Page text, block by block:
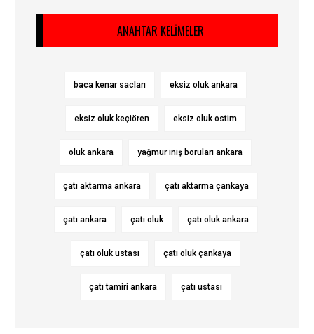
ANAHTAR KELIMELER
baca kenar sacları eksiz oluk ankara
eksiz oluk keçiören eksiz oluk ostim
oluk ankara yağmur iniş boruları ankara
çatı aktarma ankara çatı aktarma çankaya
çatı ankara çatı oluk çatı oluk ankara
çatı oluk ustası çatı oluk çankaya
çatı tamiri ankara çatı ustası